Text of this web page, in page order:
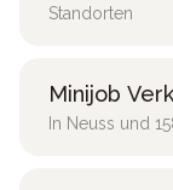
Standorten
Minijob
In Neuss und